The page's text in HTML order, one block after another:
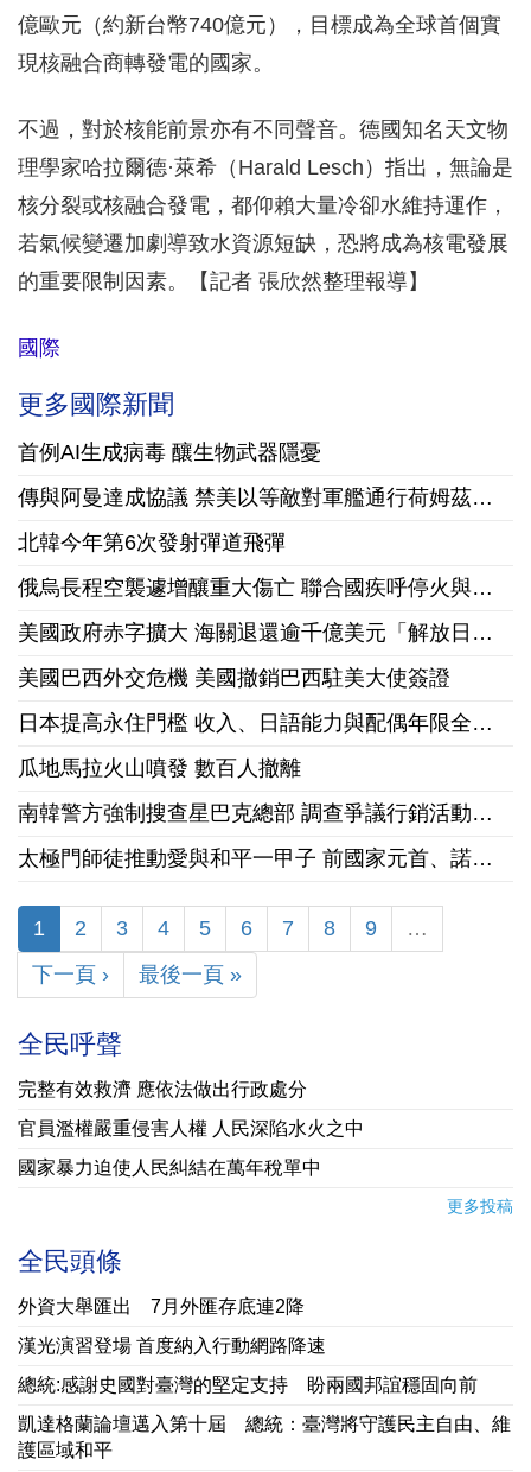
億歐元（約新台幣740億元），目標成為全球首個實
現核融合商轉發電的國家。
不過，對於核能前景亦有不同聲音。德國知名天文物
理學家哈拉爾德·萊希（Harald Lesch）指出，無論是
核分裂或核融合發電，都仰賴大量冷卻水維持運作，
若氣候變遷加劇導致水資源短缺，恐將成為核電發展
的重要限制因素。【記者 張欣然整理報導】
國際
更多國際新聞
首例AI生成病毒 釀生物武器隱憂
傳與阿曼達成協議 禁美以等敵對軍艦通行荷姆茲海峽
北韓今年第6次發射彈道飛彈
俄烏長程空襲遽增釀重大傷亡 聯合國疾呼停火與國際急馳援
美國政府赤字擴大 海關退還逾千億美元「解放日」關稅
美國巴西外交危機 美國撤銷巴西駐美大使簽證
日本提高永住門檻 收入、日語能力與配偶年限全面收緊
瓜地馬拉火山噴發 數百人撤離
南韓警方強制搜查星巴克總部 調查爭議行銷活動「坦克日」
太極門師徒推動愛與和平一甲子 前國家元首、諾貝爾和平獎獲獎組織領袖來台祝賀
1 2 3 4 5 6 7 8 9
…
下一頁 ›
最後一頁 »
全民呼聲
完整有效救濟 應依法做出行政處分
官員濫權嚴重侵害人權 人民深陷水火之中
國家暴力迫使人民糾結在萬年稅單中
更多投稿
全民頭條
外資大舉匯出 7月外匯存底連2降
漢光演習登場 首度納入行動網路降速
總統:感謝史國對臺灣的堅定支持 盼兩國邦誼穩固向前
凱達格蘭論壇邁入第十屆 總統：臺灣將守護民主自由、維
護區域和平